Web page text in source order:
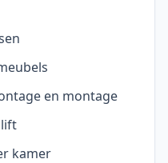
en montage
kamer